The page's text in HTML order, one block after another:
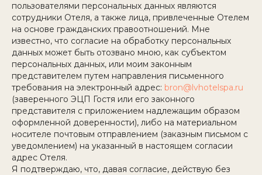
пользователями персональных данных являются
сотрудники Отеля, а также лица, привлеченные Отелем
на основе гражданских правоотношений. Мне
известно, что согласие на обработку персональных
данных может быть отозвано мною, как субъектом
персональных данных, или моим законным
представителем путем направления письменного
требования на электронный адрес: bron@lvhotelspa.ru
(заверенного ЭЦП Гостя или его законного
представителя с приложением надлежащим образом
оформленной доверенности), либо на материальном
носителе почтовым отправлением (заказным письмом с
уведомлением) на указанный в настоящем согласии
адрес Отеля.
Я подтверждаю, что, давая согласие, действую без